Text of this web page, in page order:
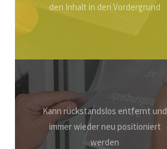
den Inhalt in den Vordergrund
Kann rückstandslos entfernt und
immer wieder neu positioniert
werden